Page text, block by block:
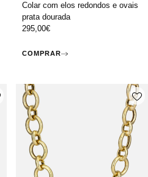
Colar com elos redondos e ovais
prata dourada
295,00€
COMPRAR